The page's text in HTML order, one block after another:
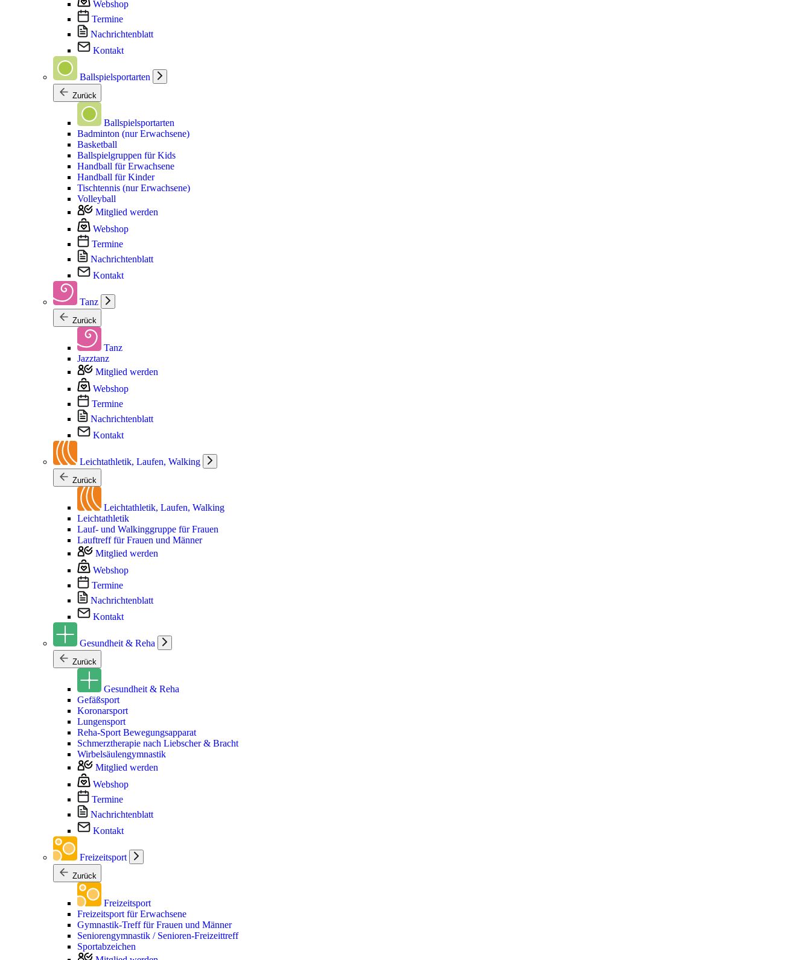
Webshop
Termine
Nachrichtenblatt
Kontakt
Ballspielsportarten
Zurück
Ballspielsportarten
Badminton (nur Erwachsene)
Basketball
Ballspielgruppen für Kids
Handball für Erwachsene
Handball für Kinder
Tischtennis (nur Erwachsene)
Volleyball
Mitglied werden
Webshop
Termine
Nachrichtenblatt
Kontakt
Tanz
Zurück
Tanz
Jazztanz
Mitglied werden
Webshop
Termine
Nachrichtenblatt
Kontakt
Leichtathletik, Laufen, Walking
Zurück
Leichtathletik, Laufen, Walking
Leichtathletik
Lauf- und Walkinggruppe für Frauen
Lauftreff für Frauen und Männer
Mitglied werden
Webshop
Termine
Nachrichtenblatt
Kontakt
Gesundheit & Reha
Zurück
Gesundheit & Reha
Gefäßsport
Koronarsport
Lungensport
Reha-Sport Bewegungsapparat
Schmerztherapie nach Liebscher & Bracht
Wirbelsäulengymnastik
Mitglied werden
Webshop
Termine
Nachrichtenblatt
Kontakt
Freizeitsport
Zurück
Freizeitsport
Freizeitsport für Erwachsene
Gymnastik-Treff für Frauen und Männer
Seniorengymnastik / Senioren-Freizeittreff
Sportabzeichen